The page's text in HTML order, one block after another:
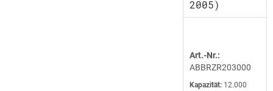
2005)
Art.-Nr.:
ABBRZR203000
Kapazität: 12.000